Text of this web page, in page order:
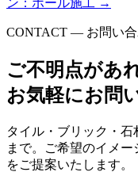
ン：ポール施工 →
CONTACT — お問い
ご不明点があ
お気軽にお問
タイル・ブリック・
まで。ご希望のイメ
をご提案いたします。